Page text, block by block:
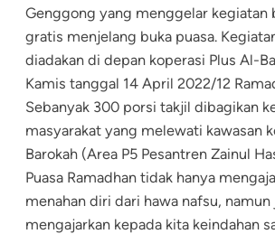
Genggong yang menggelar kegiatan
gratis menjelang buka puasa.
diadakan di depan koperasi Plus Al-
Kamis tanggal 14 April 2022/12
Sebanyak 300 porsi takjil dibagikan
masyarakat yang melewati kawasan
Barokah (Area P5 Pesantren Zainul
Puasa Ramadhan tidak hanya
menahan diri dari hawa nafsu, namun
mengajarkan kepada kita keindahan